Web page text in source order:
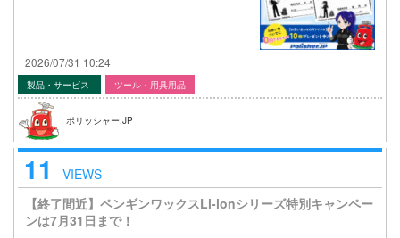
2026/07/31 10:24
製品・サービス ツール・用具用品
ポリッシャー.JP
11
VIEWS
【終了間近】ペンギンワックスLi-ionシリーズ特別キャンペー
ンは7月31日まで！